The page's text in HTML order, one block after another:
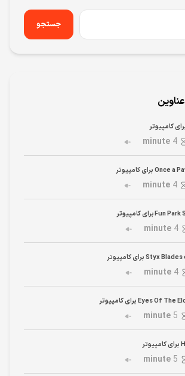
جستجو
عناوین
4
minute
4
minute
4
minute
4
minute
5
minute
5
minute